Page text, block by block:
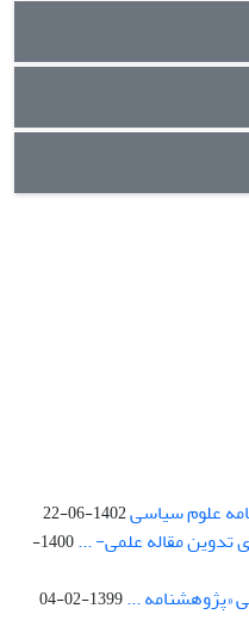
علوم سیاسی1402-06-22
تدوین مقاله علمی- ...
1400-
«پژوهشنامه ...1399-02-04